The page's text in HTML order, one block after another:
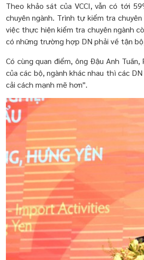
Theo khảo sát của VCCI, vẫn có tới
chuyên ngành. Trình tự kiểm tra
việc thực hiện kiểm tra chuyên ngành
có những trường hợp DN phải về tận
Có cùng quan điểm, ông Đậu Anh
của các bộ, ngành khác nhau thì các
cải cách mạnh mẽ hơn".